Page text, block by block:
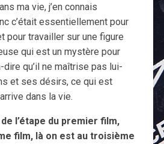
ma vie, j’en connais
c’était essentiellement pour
pour travailler sur une figure
qui est un mystère pour
dire qu’il ne maîtrise pas lui-
et ses désirs, ce qui est
dans la vie.
l’étape du premier film,
film, là on est au troisième